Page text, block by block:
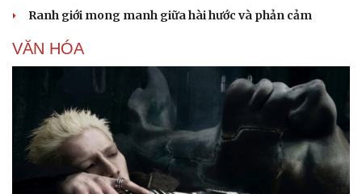
Ranh giới mong manh giữa hài hước và phản cảm
VĂN HÓA